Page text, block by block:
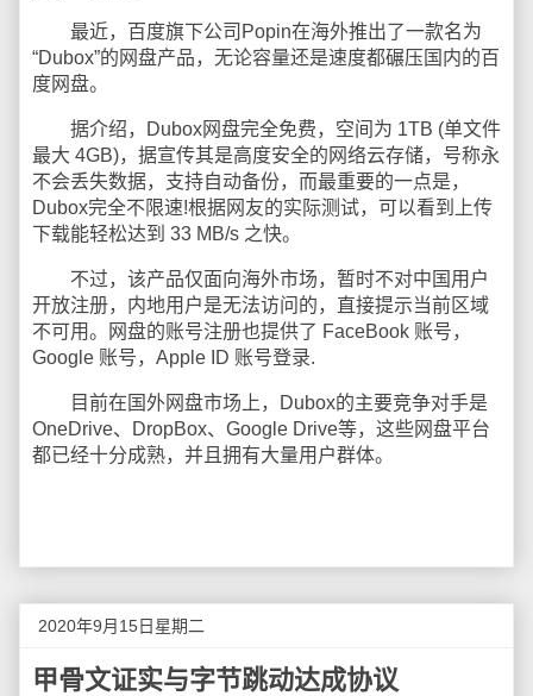
最近，百度旗下公司Popin在海外推出了一款名为
“Dubox”的网盘产品，无论容量还是速度都碾压国内的百
度网盘。
据介绍，Dubox网盘完全免费，空间为 1TB (单文件
最大 4GB)，据宣传其是高度安全的网络云存储，号称永
不会丢失数据，支持自动备份，而最重要的一点是，
Dubox完全不限速!根据网友的实际测试，可以看到上传
下载能轻松达到 33 MB/s 之快。
不过，该产品仅面向海外市场，暂时不对中国用户
开放注册，内地用户是无法访问的，直接提示当前区域
不可用。网盘的账号注册也提供了 FaceBook 账号，
Google 账号，Apple ID 账号登录.
目前在国外网盘市场上，Dubox的主要竞争对手是
OneDrive、DropBox、Google Drive等，这些网盘平台
都已经十分成熟，并且拥有大量用户群体。
2020年9月15日星期二
甲骨文证实与字节跳动达成协议